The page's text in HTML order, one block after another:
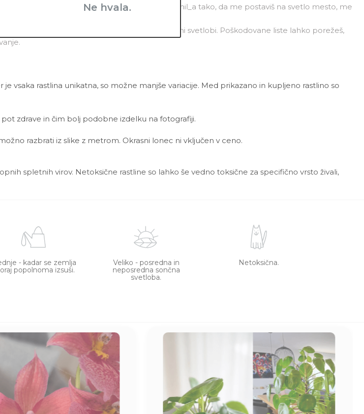
vode ali hranil. Tej težavi se boš najbolje izognil_a tako, da me postaviš na svetlo mesto, me
enkrat na mesec.
v preredkem zalivanju in/ali premočni sončni svetlobi. Poškodovane liste lahko porežeš,
vsaka rastlina unikatna, so možne manjše variacije. Med prikazano in kupljeno rastlino so
zdrave in čim bolj podobne izdelku na fotografiji.
razbrati iz slike z metrom. Okrasni lonec ni vključen v ceno.
spletnih virov. Netoksične rastline so lahko še vedno toksične za specifično vrsto živali,
- kadar se zemlja
popolnoma izsuši.
Veliko - posredna in
neposredna sončna
svetloba.
Netoksična.
Ne hvala.